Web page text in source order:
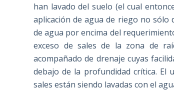
han lavado del suelo (el cual
aplicación de agua de riego no sólo
de agua por encima del
exceso de sales de la zona de
acompañado de drenaje cuyas
debajo de la profundidad crítica. El
sales están siendo lavadas con el